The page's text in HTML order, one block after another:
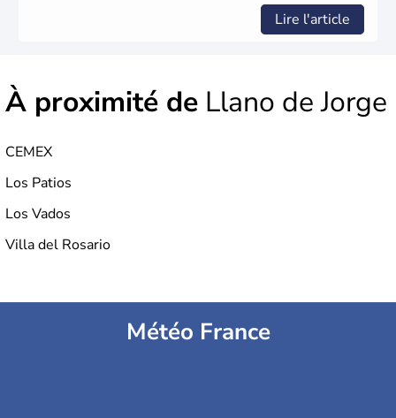
Lire l'article
À proximité de Llano de Jorge
CEMEX
Los Patios
Los Vados
Villa del Rosario
Météo France